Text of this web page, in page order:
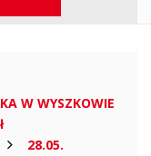
W WYSZKOWIE
28.05.